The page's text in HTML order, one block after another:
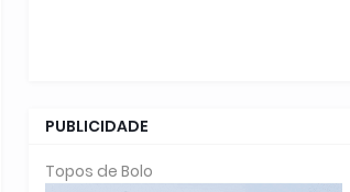
PUBLICIDADE
Topos de Bolo